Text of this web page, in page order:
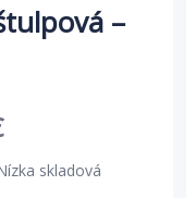
–
Aktuálna
cenaskladová